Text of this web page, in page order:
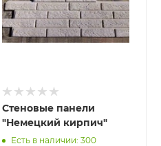
Стеновые панели
"Немецкий кирпич"
Есть в наличии: 300